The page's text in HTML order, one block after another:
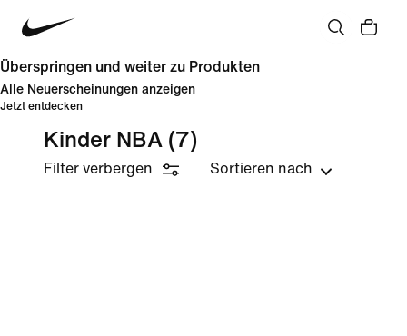
Überspringen und weiter zu Produkten
Alle Neuerscheinungen anzeigen
Jetzt entdecken
Kinder NBA (7)
Filter verbergen Sortieren nach